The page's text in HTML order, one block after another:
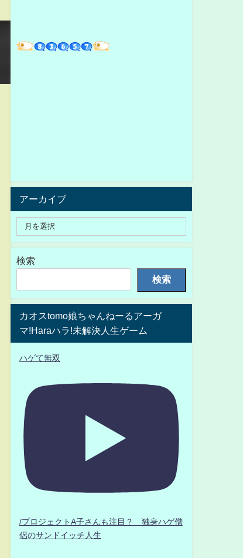
アーカイブ
検索
検索
カオスtomo娘ちゃんねーるアーガ
マ!Haraハラ!未解決人生ゲーム
ハゲて無双
/プロジェクトA子さんも注目？ 独身ハゲ僧
侶のサンドイッチ人生